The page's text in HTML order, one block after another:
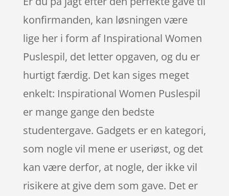
konfirmanden, kan løsningen være
lige her i form af Inspirational Women
Puslespil, det letter opgaven, og du er
hurtigt færdig. Det kan siges meget
enkelt: Inspirational Women Puslespil
er mange gange den bedste
studentergave. Gadgets er en kategori,
som nogle vil mene er useriøst, og det
kan være derfor, at nogle, der ikke vil
risikere at give dem som gave. Det er